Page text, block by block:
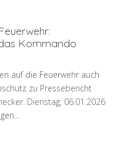
Kommando
auf die Feuerwehr auch
zu Pressebericht
Dienstag, 06.01.2026